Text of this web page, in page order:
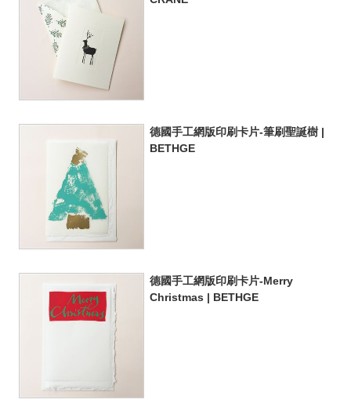
德國手工網版印刷卡片-筆刷聖誕樹 |
BETHGE
德國手工網版印刷卡片-Merry
Christmas | BETHGE